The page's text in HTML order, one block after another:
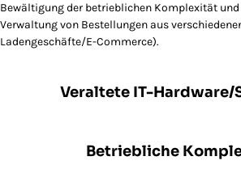
Bewältigung der betrieblichen Komplexität und
Verwaltung von Bestellungen aus
Ladengeschäfte/E-Commerce).
Veraltete IT-Hardware/
Betriebliche